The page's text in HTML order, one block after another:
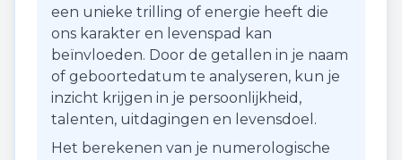
een unieke trilling of energie heeft die
ons karakter en levenspad kan
beïnvloeden. Door de getallen in je naam
of geboortedatum te analyseren, kun je
inzicht krijgen in je persoonlijkheid,
talenten, uitdagingen en levensdoel.
Het berekenen van je numerologische